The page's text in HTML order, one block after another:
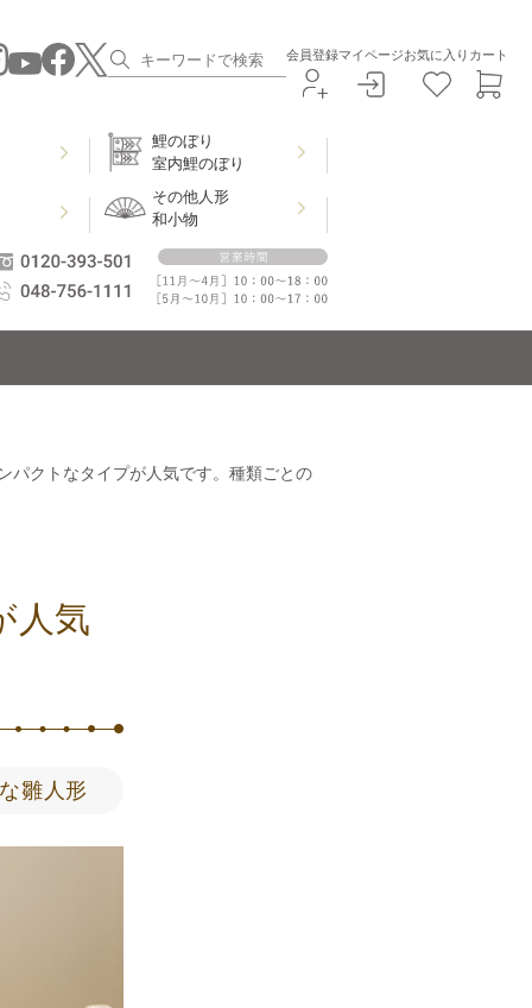
会員登録マイページお気に入り カート
鯉のぼり
室内鯉のぼり
その他人形
和小物
パクトなタイプが人気です。種類ごとの
人気
雛人形